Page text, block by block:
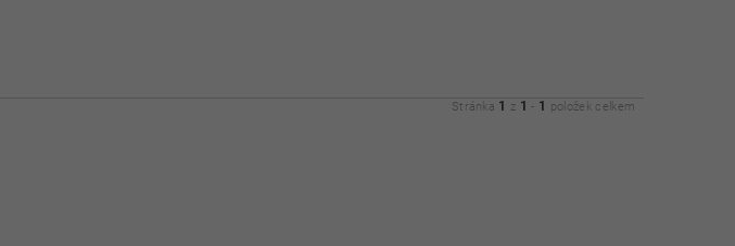
Stránka 1 z 1 - 1 položek celkem